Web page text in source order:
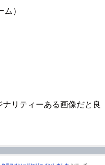
）
リティーある画像だと良